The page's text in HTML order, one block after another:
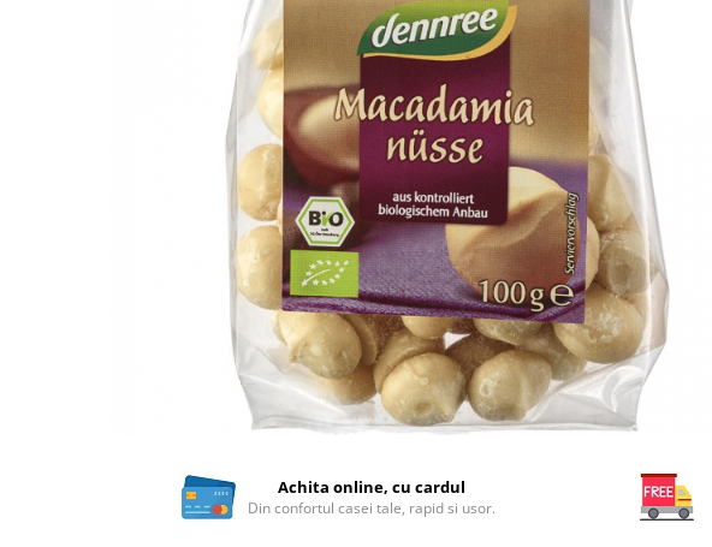
Seminte bio pentru germinat
Seminte din plante oleaginoase
Fructe si legume Bio
Achita online, cu cardul
Din confortul casei tale, rapid si usor.